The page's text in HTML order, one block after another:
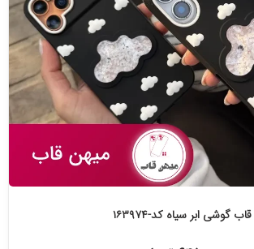
قاب گوشی ابر سیاه کد-۱۶۳۹۷۴